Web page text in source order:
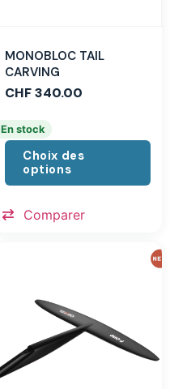
MONOBLOC TAIL
CARVING
CHF340.00
En stock
Choix des
options
Comparer